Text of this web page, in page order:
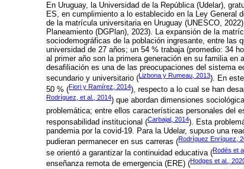
En Uruguay, la Universidad de la República (Udelar),
ES, en cumplimiento a lo establecido en la Ley General
de la matrícula universitaria en Uruguay (UNESCO,
Planeamiento (DGPlan), 2023). La expansión de la
sociodemográficas de la población ingresante, entre las
universidad de 27 años; un 54 % trabaja (promedio: 34
al primer año son la primera generación en su familia
desafiliación es una de las preocupaciones del sistema
secundario y universitario ( Lizbona y Rumeau, 2013). En
50 % (Fiori y Ramírez, 2014), respecto a lo cual se han
Rodríguez, et al., 2014) que abordan dimensiones
problemática; entre ellos características personales del
responsabilidad institucional (Carbajal, 2014). Esta
pandemia por la covid-19. Para la Udelar, supuso una
pudieran permanecer en sus carreras (Rodríguez Enríquez,
se orientó a garantizar la continuidad educativa (Rodés et
enseñanza remota de emergencia (ERE) (Hodges et al.,